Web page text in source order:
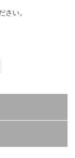
さい。